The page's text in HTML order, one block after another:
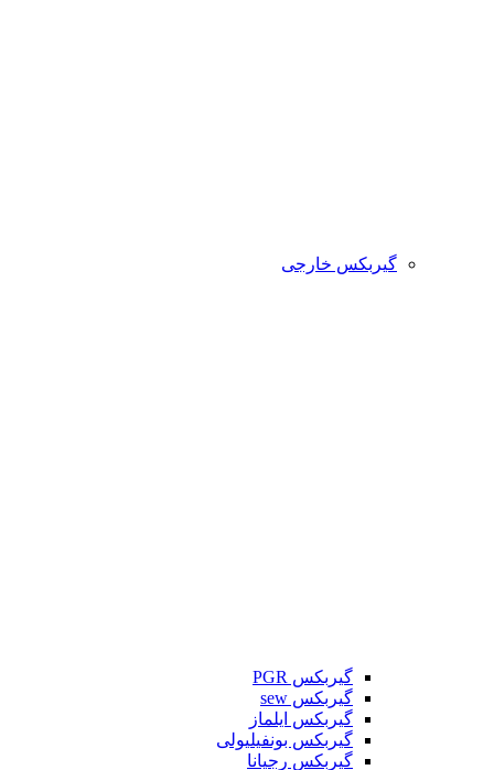
گیربکس خارجی
گیربکس PGR
گیربکس sew
گیربکس ایلماز
گیربکس بونفیلیولی
گیربکس رجیانا